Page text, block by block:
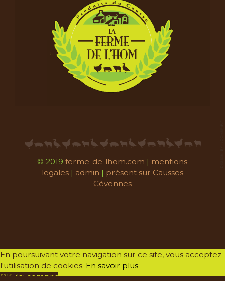
© 2019ferme-de-lhom.com | mentions
legales| admin | présent sur Causses
Cévennes
En poursuivant votre navigation sur ce site, vous acceptez
l'utilisation de cookies. En savoir plus
OK, j'ai compris